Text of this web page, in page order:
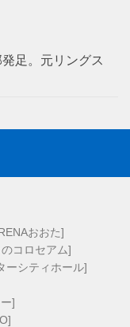
足。元リングス
おおた]
コロセアム]
ーシティホール]
]